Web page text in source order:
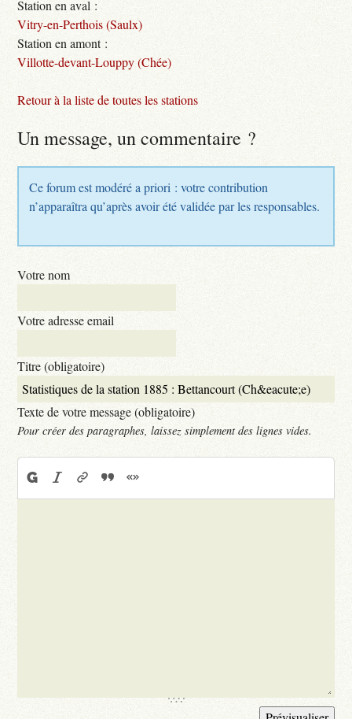
Station en aval :
Vitry-en-Perthois (Saulx)
Station en amont :
Villotte-devant-Louppy (Chée)
Retour à la liste de toutes les stations
Un message, un commentaire ?
Ce forum est modéré a priori : votre contribution
n’apparaîtra qu’après avoir été validée par les responsables.
Votre nom
Votre adresse email
Titre (obligatoire)
Texte de votre message (obligatoire)
Pour créer des paragraphes, laissez simplement des lignes vides.